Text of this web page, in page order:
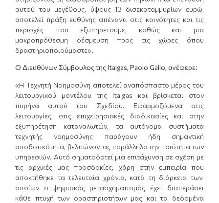
αυτού του μεγέθους, ύψους 13 δισεκατομμυρίων ευρώ,
αποτελεί πράξη ευθύνης απέναντι στις κοινότητες και τις
περιοχές που εξυπηρετούμε, καθώς και μια
μακροπρόθεσμη δέσμευση προς τις χώρες όπου
δραστηριοποιούμαστε».
Ο Διευθύνων Σύμβουλος της Italgas, Paolo Gallo, ανέφερε:
«Η Τεχνητή Νοημοσύνη αποτελεί αναπόσπαστο μέρος του
λειτουργικού μοντέλου της Italgas και βρίσκεται στον
πυρήνα αυτού του Σχεδίου. Εφαρμοζόμενα στις
λειτουργίες, στις επιχειρησιακές διαδικασίες και στην
εξυπηρέτηση καταναλωτών, τα αυτόνομα συστήματα
τεχνητής νοημοσύνης παράγουν ήδη σημαντική
αποδοτικότητα, βελτιώνοντας παράλληλα την ποιότητα των
υπηρεσιών. Αυτό σηματοδοτεί μια επιτάχυνση σε σχέση με
τις αρχικές μας προσδοκίες, χάρη στην εμπειρία που
αποκτήθηκε τα τελευταία χρόνια, κατά τη διάρκεια των
οποίων ο ψηφιακός μετασχηματισμός έχει διαπεράσει
κάθε πτυχή των δραστηριοτήτων μας και τα δεδομένα